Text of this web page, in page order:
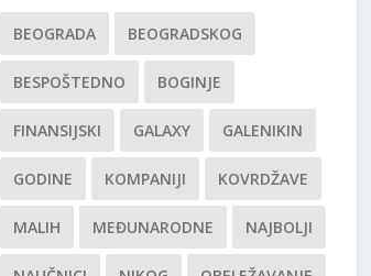
BEOGRADA BEOGRADSKOG
BESPOŠTEDNO BOGINJE
FINANSIJSKI GALAXY GALENIKIN
GODINE KOMPANIJI KOVRDŽAVE
MALIH MEĐUNARODNE NAJBOLJI